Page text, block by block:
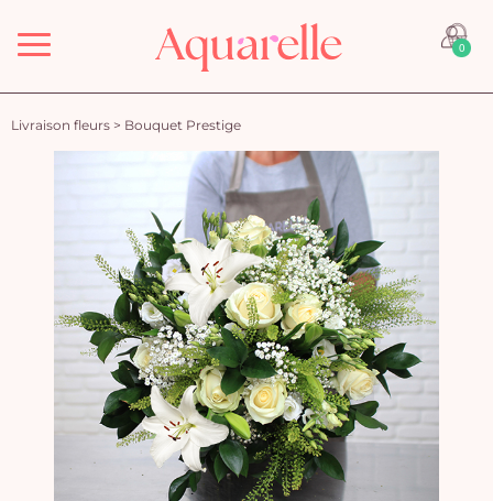
Menu 0
Livraison fleurs > Bouquet Prestige